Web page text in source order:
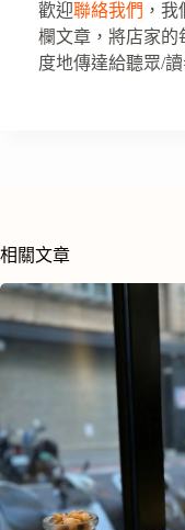
歡迎聯絡我們 ，
欄文章，將店家的
度地傳達給聽眾/讀
相關文章